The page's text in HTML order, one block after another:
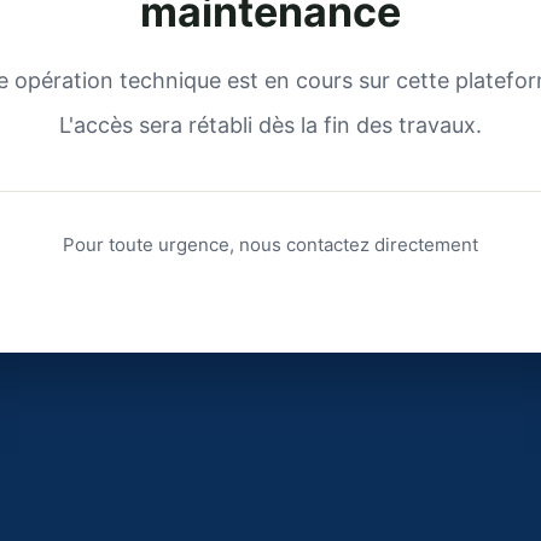
maintenance
opération technique est en cours sur cette
L'accès sera rétabli dès la fin des travaux.
Pour toute urgence, nous contactez directement